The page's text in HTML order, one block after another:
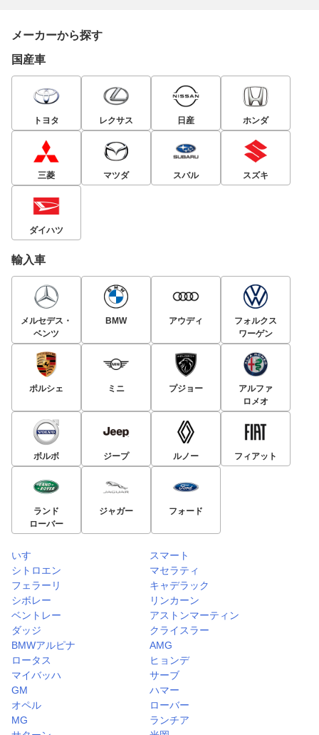
メーカーから探す
国産車
トヨタ レクサス 日産 ホンダ
三菱 マツダ スバル スズキ
ダイハツ
輸入車
メルセデス・
ベンツ
BMW アウディ
フォルクス
ワーゲン
ポルシェ ミニ プジョー
アルファ
ロメオ
ボルボ ジープ ルノー フィアット
ランド
ローバー
ジャガー フォード
いすゞ
スマート
シトロエン
マセラティ
フェラーリ
キャデラック
シボレー
リンカーン
ベントレー
アストンマーティン
ダッジ
クライスラー
BMWアルピナ
AMG
ロータス
ヒョンデ
マイバッハ
サーブ
GM
ハマー
オペル
ローバー
MG
ランチア